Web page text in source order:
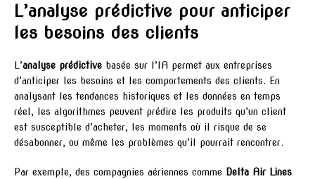
L’analyse prédictive pour anticiper
les besoins des clients
L’analyse prédictive basée sur l’IA permet aux entreprises
d’anticiper les besoins et les comportements des clients. En
analysant les tendances historiques et les données en temps
réel, les algorithmes peuvent prédire les produits qu’un client
est susceptible d’acheter, les moments où il risque de se
désabonner, ou même les problèmes qu’il pourrait rencontrer.
Par exemple, des compagnies aériennes comme Delta Air Lines